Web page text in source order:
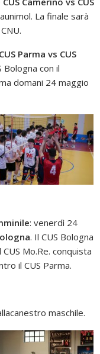
La finale sarà
CUS Parma vs CUS
Bologna con il
domani 24 maggio
: venerdì 24
. Il CUS Bologna
Mo.Re. conquista
il CUS Parma.
maschile.